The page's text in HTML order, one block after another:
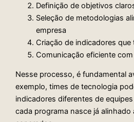
Definição de objetivos
Seleção de metodologias
empresa
Criação de indicadores
Comunicação eficiente
Nesse processo, é fundamental
exemplo, times de tecnologia
indicadores diferentes de
cada programa nasce já alinhado